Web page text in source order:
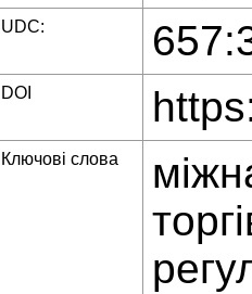
UDC:
DOI
Ключові слова